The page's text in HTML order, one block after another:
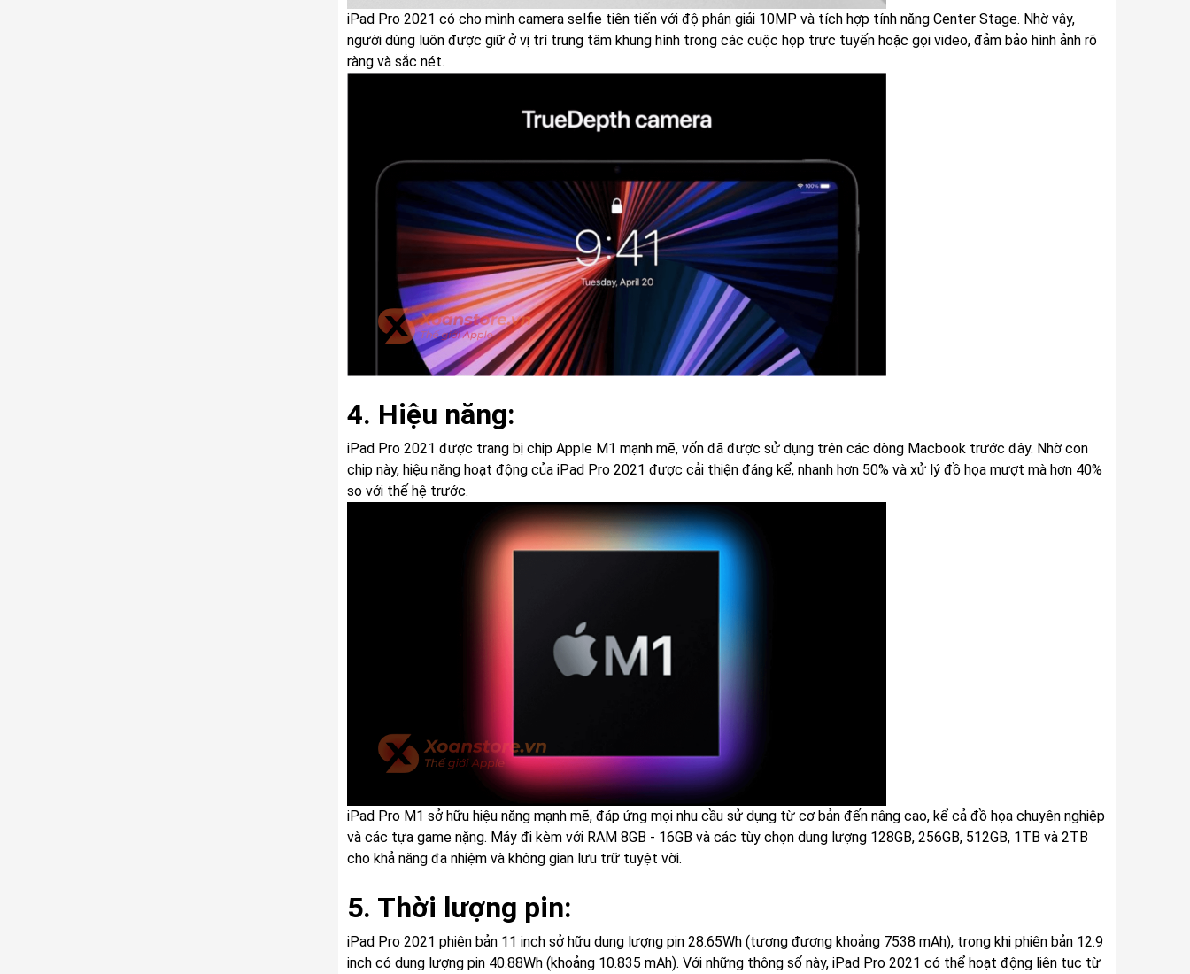
iPad Pro 2021 có cho mình camera selfie tiên tiến với độ phân giải 10MP và tích hợp tính năng Center Stage. Nhờ vậy,
người dùng luôn được giữ ở vị trí trung tâm khung hình trong các cuộc họp trực tuyến hoặc gọi video, đảm bảo hình ảnh rõ
ràng và sắc nét.
4. Hiệu năng:
iPad Pro 2021 được trang bị chip Apple M1 mạnh mẽ, vốn đã được sử dụng trên các dòng Macbook trước đây. Nhờ con
chip này, hiệu năng hoạt động của iPad Pro 2021 được cải thiện đáng kể, nhanh hơn 50% và xử lý đồ họa mượt mà hơn 40%
so với thế hệ trước.
iPad Pro M1 sở hữu hiệu năng mạnh mẽ, đáp ứng mọi nhu cầu sử dụng từ cơ bản đến nâng cao, kể cả đồ họa chuyên nghiệp
và các tựa game nặng. Máy đi kèm với RAM 8GB - 16GB và các tùy chọn dung lượng 128GB, 256GB, 512GB, 1TB và 2TB
cho khả năng đa nhiệm và không gian lưu trữ tuyệt vời.
5. Thời lượng pin:
iPad Pro 2021 phiên bản 11 inch sở hữu dung lượng pin 28.65Wh (tương đương khoảng 7538 mAh), trong khi phiên bản 12.9
inch có dung lượng pin 40.88Wh (khoảng 10.835 mAh). Với những thông số này, iPad Pro 2021 có thể hoạt động liên tục từ